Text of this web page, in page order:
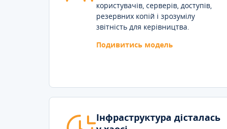
користувачів, серверів, доступів,
резервних копій і зрозумілу
звітність для керівництва.
Подивитись модель
Інфраструктура дісталась